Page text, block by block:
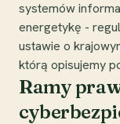
systemów
energetykę -
ustawie o
którą opisujemy
Ramy